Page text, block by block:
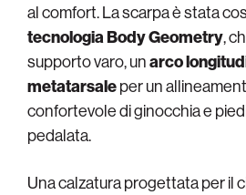
al comfort. La scarpa è stata
tecnologia Body Geometry,
supporto varo, unarco
metatarsaleper un
confortevole di ginocchia e
pedalata.
Una calzatura progettata per il